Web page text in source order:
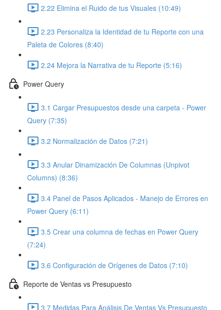
2.22 Elimina el Ruido de tus Visuales (10:49)
2.23 Personaliza la Identidad de tu Reporte con una
Paleta de Colores (8:40)
2.24 Mejora la Narrativa de tu Reporte (5:16)
Power Query
3.1 Cargar Presupuestos desde una carpeta - Power
Query (7:35)
3.2 Normalización de Datos (7:21)
3.3 Anular Dinamización De Columnas (Unpivot
Columns) (8:36)
3.4 Panel de Pasos Aplicados - Manejo de Errores en
Power Query (6:11)
3.5 Crear una columna de fechas en Power Query
(7:24)
3.6 Configuración de Orígenes de Datos (7:10)
Reporte de Ventas vs Presupuesto
3.7 Medidas Para Análisis De Ventas Vs Presupuesto